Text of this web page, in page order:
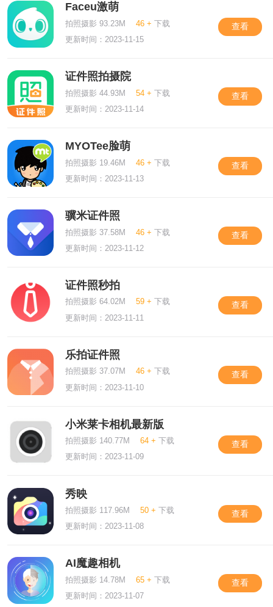
Faceu激萌
拍照摄影 93.23M 46 + 下载
更新时间：2023-11-15
查看
证件照拍摄院
拍照摄影 44.93M 54 + 下载
更新时间：2023-11-14
查看
MYOTee脸萌
拍照摄影 19.46M 46 + 下载
更新时间：2023-11-13
查看
骥米证件照
拍照摄影 37.58M 46 + 下载
更新时间：2023-11-12
查看
证件照秒拍
拍照摄影 64.02M 59 + 下载
更新时间：2023-11-11
查看
乐拍证件照
拍照摄影 37.07M 46 + 下载
更新时间：2023-11-10
查看
小米莱卡相机最新版
拍照摄影 140.77M 64 + 下载
更新时间：2023-11-09
查看
秀映
拍照摄影 117.96M 50 + 下载
更新时间：2023-11-08
查看
AI魔趣相机
拍照摄影 14.78M 65 + 下载
更新时间：2023-11-07
查看